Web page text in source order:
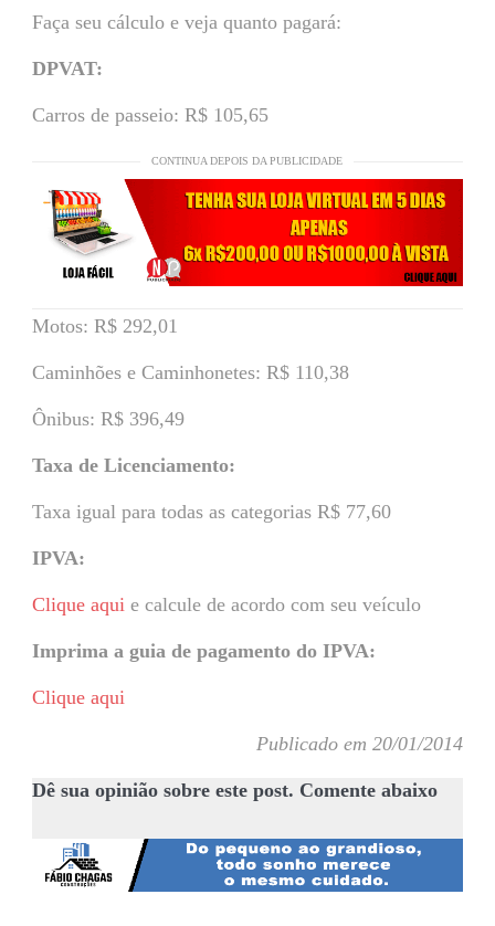
Faça seu cálculo e veja quanto pagará:
DPVAT:
Carros de passeio: R$ 105,65
CONTINUA DEPOIS DA PUBLICIDADE
Motos: R$ 292,01
Caminhões e Caminhonetes: R$ 110,38
Ônibus: R$ 396,49
Taxa de Licenciamento:
Taxa igual para todas as categorias R$ 77,60
IPVA:
Clique aqui e calcule de acordo com seu veículo
Imprima a guia de pagamento do IPVA:
Clique aqui
Publicado em 20/01/2014
Dê sua opinião sobre este post. Comente abaixo